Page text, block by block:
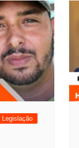
Legislação